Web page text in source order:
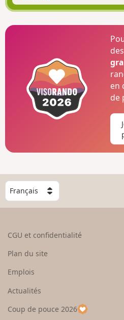
en
de
C
h
o
e
u
p
CGU et confidentialité
Plan du site
Emplois
Actualités
Coup de pouce 2026